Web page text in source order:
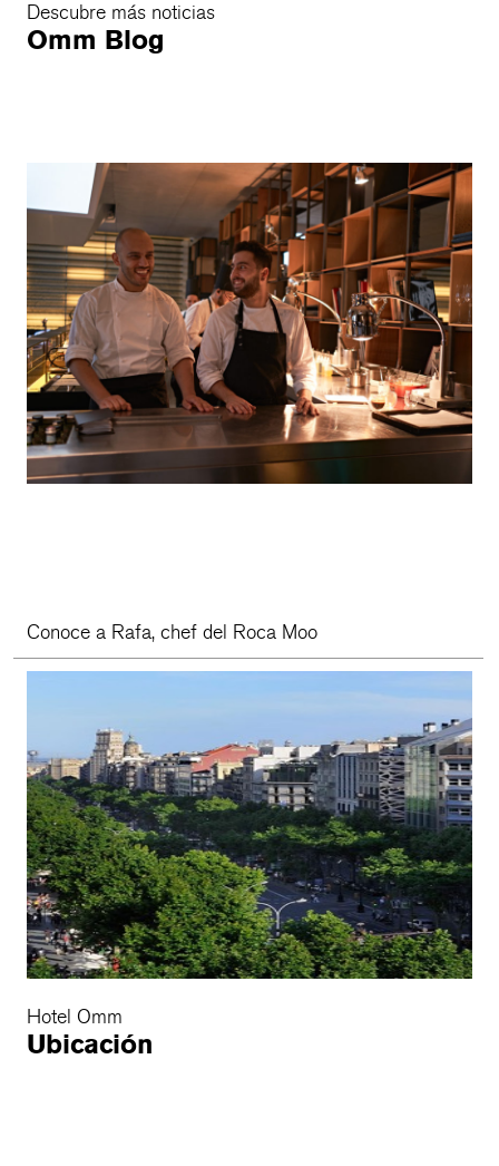
Descubre más noticias
Omm Blog
Conoce a Rafa, chef del Roca Moo
Hotel Omm
Ubicación